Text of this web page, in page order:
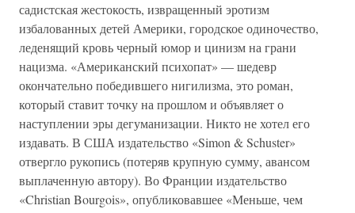
садистская жестокость, извращенный эротизм
избалованных детей Америки, городское одиночество,
леденящий кровь черный юмор и цинизм на грани
нацизма. «Американский психопат» — шедевр
окончательно победившего нигилизма, это роман,
который ставит точку на прошлом и объявляет о
наступлении эры дегуманизации. Никто не хотел его
издавать. В США издательство «Simon & Schuster»
отвергло рукопись (потеряв крупную сумму, авансом
выплаченную автору). Во Франции издательство
«Christian Bourgois», опубликовавшее «Меньше, чем